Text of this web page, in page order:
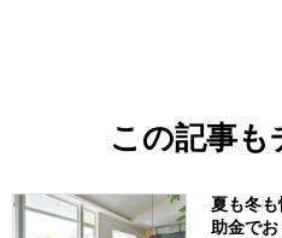
この記事も
夏も冬
助金で